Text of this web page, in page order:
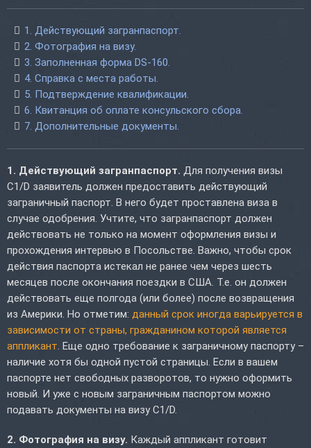
1. Действующий загранпаспорт.
2. Фотография на визу.
3. Заполненная форма DS-160.
4. Справка с места работы.
5. Подтверждение квалификации.
6. Квитанция об оплате консульского сбора.
7. Дополнительные документы.
1. Действующий загранпаспорт. Для получения визы
C1/D заявитель должен предоставить действующий
заграничный паспорт. В него будет проставлена виза в
случае одобрения. Учтите, что загранпаспорт должен
действовать не только на момент оформления визы и
прохождения интервью в Посольстве. Важно, чтобы срок
действия паспорта истекал не ранее чем через шесть
месяцев после окончания поездки в США. Т.е. он должен
действовать еще полгода (или более) после возвращения
из Америки. Но отметим: данный срок иногда варьируется в
зависимости от страны, гражданином которой является
аппликант . Еще одно требование к заграничному паспорту –
наличие хотя бы одной пустой страницы. Если в вашем
паспорте нет свободных разворотов, то нужно оформить
новый. И уже с новым заграничным паспортом можно
подавать документы на визу C1/D.
2. Фотография на визу. Каждый аппликант готовит